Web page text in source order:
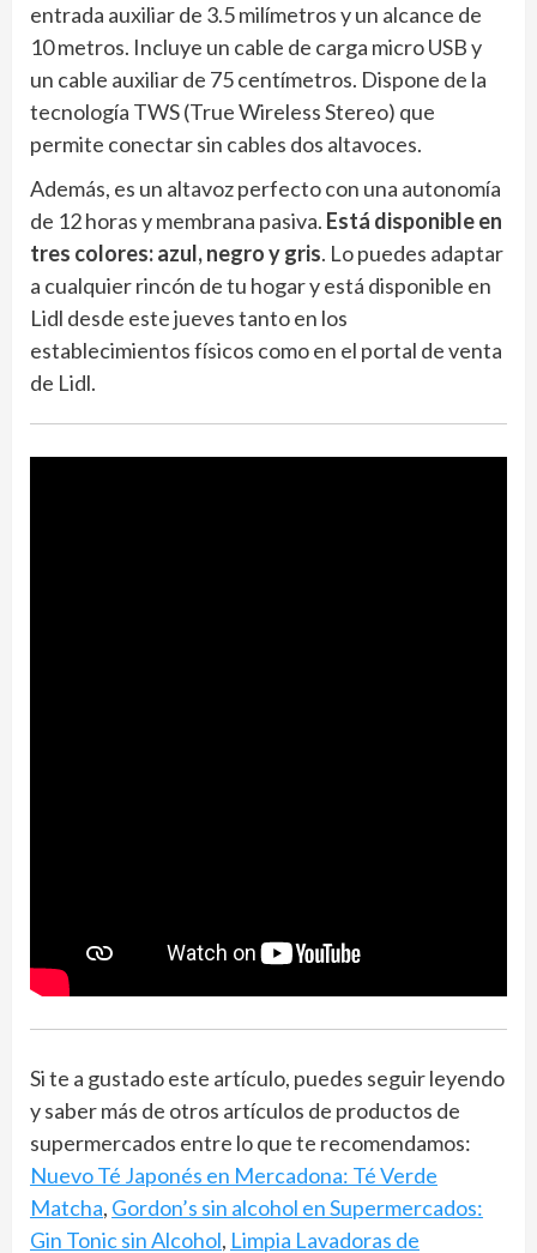
entrada auxiliar de 3.5 milímetros y un alcance de
10 metros. Incluye un cable de carga micro USB y
un cable auxiliar de 75 centímetros. Dispone de la
tecnología TWS (True Wireless Stereo) que
permite conectar sin cables dos altavoces.
Además, es un altavoz perfecto con una autonomía
de 12 horas y membrana pasiva. Está disponible en
tres colores: azul, negro y gris. Lo puedes adaptar
a cualquier rincón de tu hogar y está disponible en
Lidl desde este jueves tanto en los
establecimientos físicos como en el portal de venta
de Lidl.
Si te a gustado este artículo, puedes seguir leyendo
y saber más de otros artículos de productos de
supermercados entre lo que te recomendamos:
Nuevo Té Japonés en Mercadona: Té Verde
Matcha, Gordon’s sin alcohol en Supermercados:
Gin Tonic sin Alcohol, Limpia Lavadoras de